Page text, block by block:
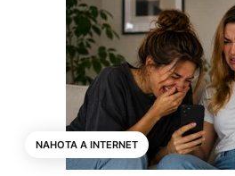
NAHOTA A INTERNET